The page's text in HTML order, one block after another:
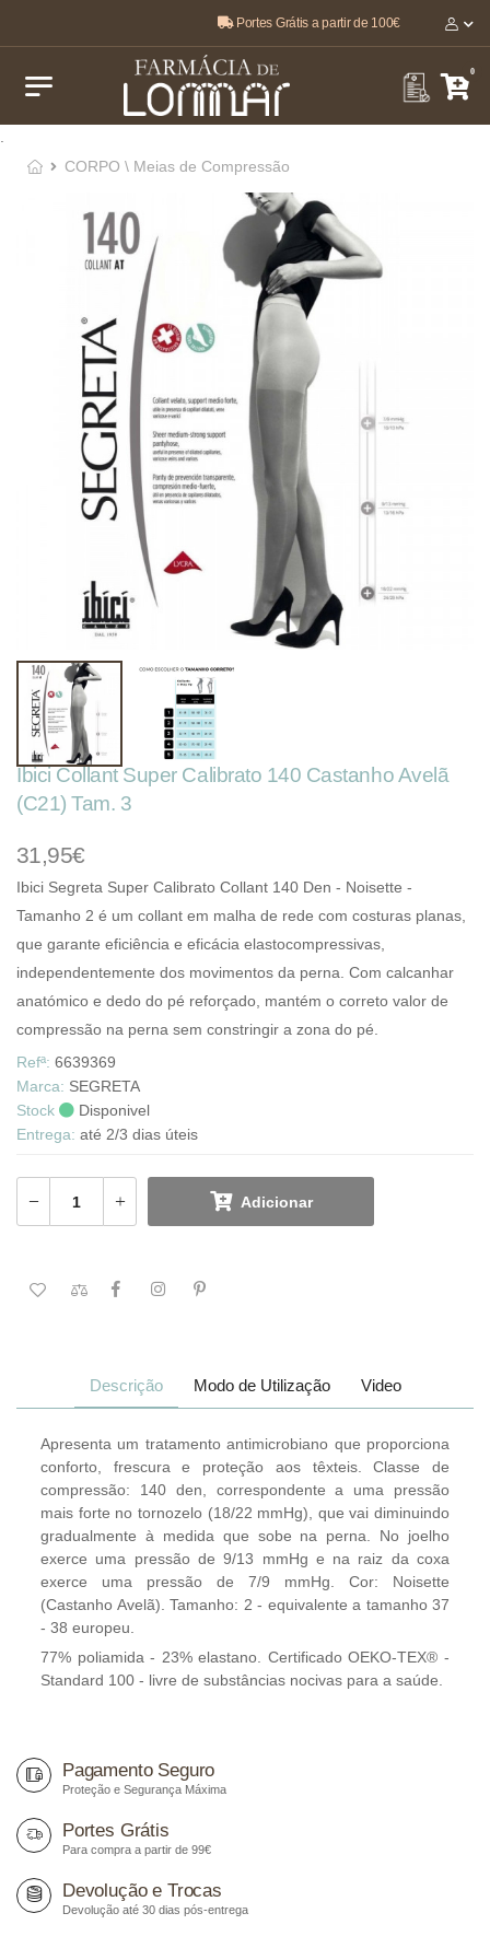
O melhor, pela sua saúde e bem-estar 🤍
Portes Grátis a partir de 100€
0
CORPO \ Meias de Compressão
Descrição Modo de Utilização Video
Apresenta um tratamento antimicrobiano que proporciona
conforto, frescura e proteção aos têxteis. Classe de
compressão: 140 den, correspondente a uma pressão
mais forte no tornozelo (18/22 mmHg), que vai diminuindo
gradualmente à medida que sobe na perna. No joelho
exerce uma pressão de 9/13 mmHg e na raiz da coxa
exerce uma pressão de 7/9 mmHg. Cor: Noisette
(Castanho Avelã). Tamanho: 2 - equivalente a tamanho 37
- 38 europeu.
77% poliamida - 23% elastano. Certificado OEKO-TEX® -
Standard 100 - livre de substâncias nocivas para a saúde.
Ibici Collant Super Calibrato 140 Castanho Avelã
(C21) Tam. 3
31,95€
Ibici Segreta Super Calibrato Collant 140 Den - Noisette -
Tamanho 2 é um collant em malha de rede com costuras planas,
que garante eficiência e eficácia elastocompressivas,
independentemente dos movimentos da perna. Com calcanhar
anatómico e dedo do pé reforçado, mantém o correto valor de
compressão na perna sem constringir a zona do pé.
Refª: 6639369
Marca: SEGRETA
Stock
Disponivel
Entrega: até 2/3 dias úteis
Adicionar
Pagamento Seguro
Proteção e Segurança Máxima
Portes Grátis
Para compra a partir de 99€
Devolução e Trocas
Devolução até 30 dias pós-entrega